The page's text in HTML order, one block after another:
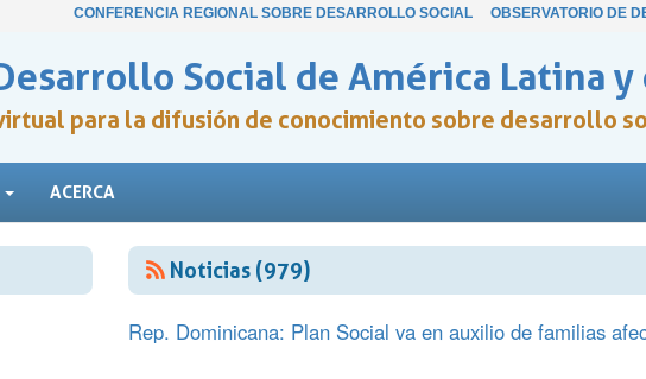
CONFERENCIA REGIONAL SOBRE DESARROLLO SOCIAL OBSERVATORIO DE
Social de América Latina
para la difusión de conocimiento sobre desarrollo
ACERCA
Noticias (979)
Rep. Dominicana: Plan Social va en auxilio de familias